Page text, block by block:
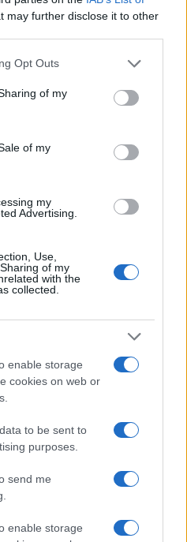
may further disclose it to other
uses one or more Google
behaviour. You may click to
and its third-party tags to
purposes in below Google
Opt Outs
of my
of my
my
Advertising.
Use,
of my
with the
collected.
enable storage
cookies on web or
to be sent to
purposes.
send me
enable storage
The Sun, selon lequelElton
par l’incident, mais a
aux États-Unis et à chanter
Garden.